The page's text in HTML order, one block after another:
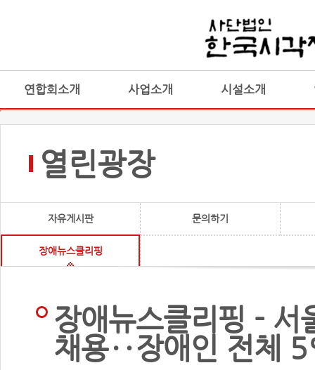
연합회소개 사업소개 시설소개
열린광장
자유게시판 문의하기
장애뉴스클리핑
장애뉴스클리핑 -
채용‥장애인 전체